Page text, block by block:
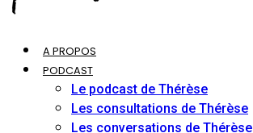
A PROPOS
PODCAST
Le podcast de Thérèse
Les consultations de Thérèse
Les conversations de Thérèse